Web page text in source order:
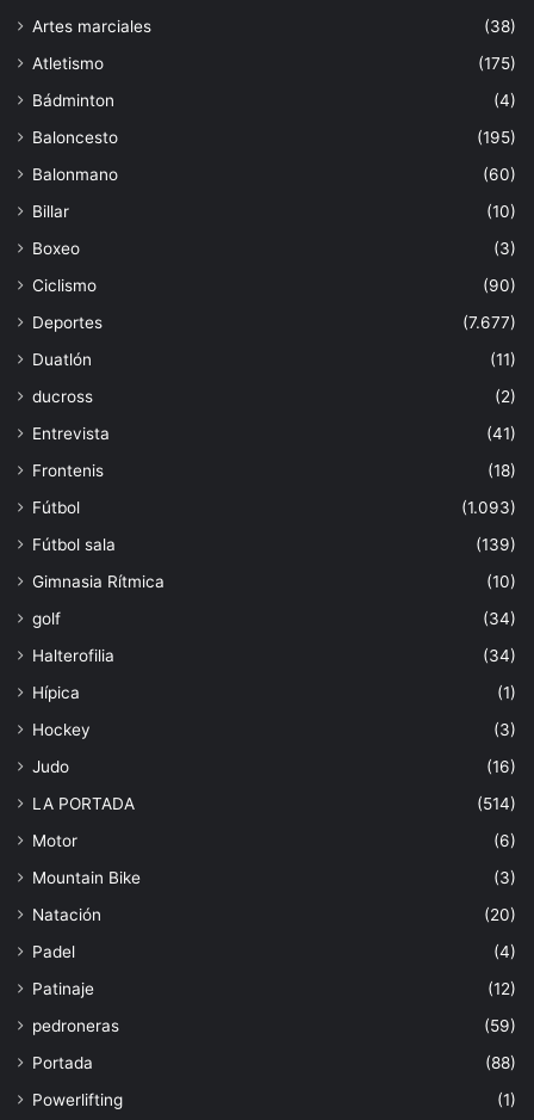
Artes marciales
(38)
Atletismo
(175)
Bádminton
(4)
Baloncesto
(195)
Balonmano
(60)
Billar
(10)
Boxeo
(3)
Ciclismo
(90)
Deportes
(7.677)
Duatlón
(11)
ducross
(2)
Entrevista
(41)
Frontenis
(18)
Fútbol
(1.093)
Fútbol sala
(139)
Gimnasia Rítmica
(10)
golf
(34)
Halterofilia
(34)
Hípica
(1)
Hockey
(3)
Judo
(16)
LA PORTADA
(514)
Motor
(6)
Mountain Bike
(3)
Natación
(20)
Padel
(4)
Patinaje
(12)
pedroneras
(59)
Portada
(88)
Powerlifting
(1)